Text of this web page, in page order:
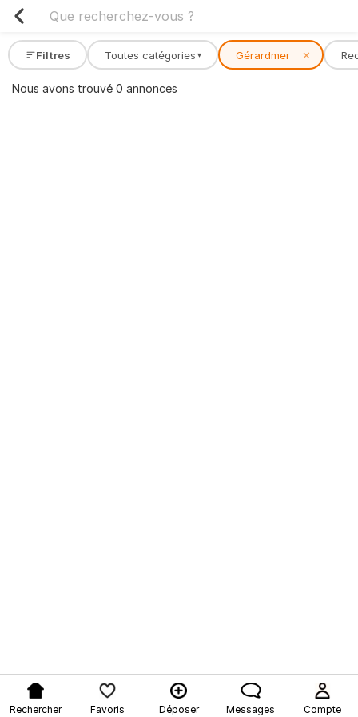
Filtres Toutes catégories ▾ Gérardmer ✕
Nous avons trouvé 0 annonces
Rechercher Favoris Déposer Messages Compte